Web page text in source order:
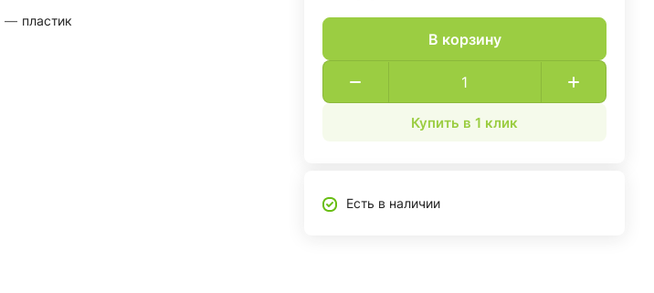
— пластик
В корзину
Купить в 1 клик
Есть в наличии